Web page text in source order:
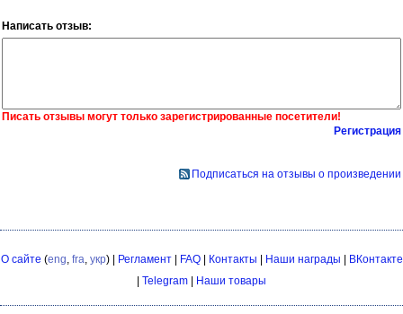
Написать отзыв:
Писать отзывы могут только зарегистрированные посетители!
Регистрация
Подписаться на отзывы о произведении
О сайте (eng fra укр) | Регламент| FAQ| Контакты | Наши награды | ВКонтакте
| Telegram | Наши товары